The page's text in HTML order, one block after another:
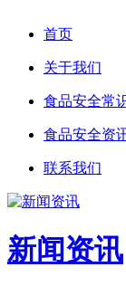
首页
关于我们
食品安全常
食品安全资
联系我们
新闻资讯